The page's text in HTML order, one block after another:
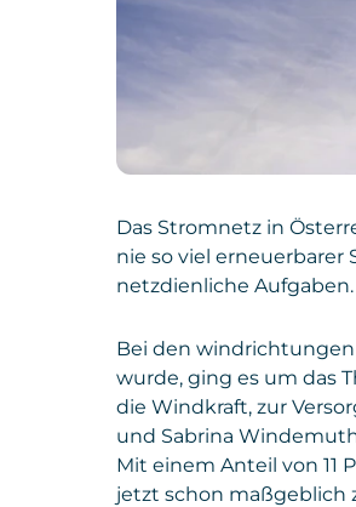
Das Stromnetz in
nie so viel
netzdienliche Aufgaben.
Bei den windrichtungen
wurde, ging es um das
die Windkraft, zur
und Sabrina
Mit einem Anteil von 11
jetzt schon maßgeblich